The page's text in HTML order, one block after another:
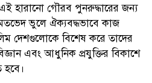
হারানো গৌরব পুনরুদ্ধারের জন্য
ভুলে ঐক্যবদ্ধভাবে কাজ
দেশগুলোকে বিশেষ করে তাদের
বিজ্ঞান এবং আধুনিক প্রযুক্তির বিকাশে